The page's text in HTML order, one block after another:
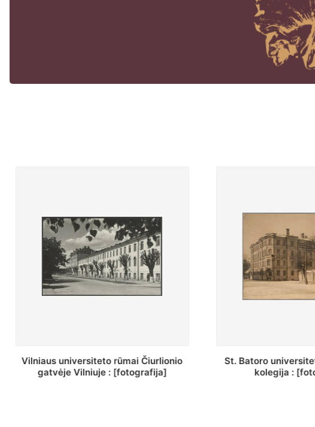
St. Batoro universiteto J. Pilsudskio
kolegija : [fotografija]
[Inventorius ir
bazilijonų